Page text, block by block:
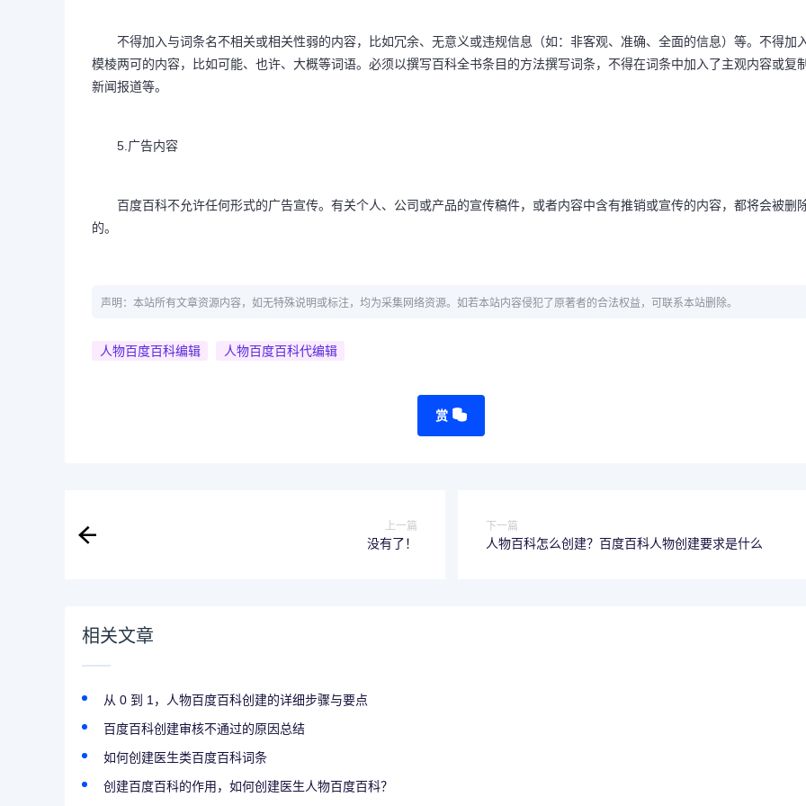
不得加入与词条名不相关或相关性弱的内容，比如冗余、无意义或违规信息（如：非客观、准确、全面的信息）等。不得加
模棱两可的内容，比如可能、也许、大概等词语。必须以撰写百科全书条目的方法撰写词条，不得在词条中加入了主观内容或复制
新闻报道等。
5.广告内容
百度百科不允许任何形式的广告宣传。有关个人、公司或产品的宣传稿件，或者内容中含有推销或宣传的内容，都将会被删
的。
声明：本站所有文章资源内容，如无特殊说明或标注，均为采集网络资源。如若本站内容侵犯了原著者的合法权益，可联系本站删除。
人物百度百科编辑 人物百度百科代编辑
赏
上一篇
没有了！
下一篇
人物百科怎么创建？百度百科人物创建要求是什么
相关文章
从 0 到 1，人物百度百科创建的详细步骤与要点
百度百科创建审核不通过的原因总结
如何创建医生类百度百科词条
创建百度百科的作用，如何创建医生人物百度百科？